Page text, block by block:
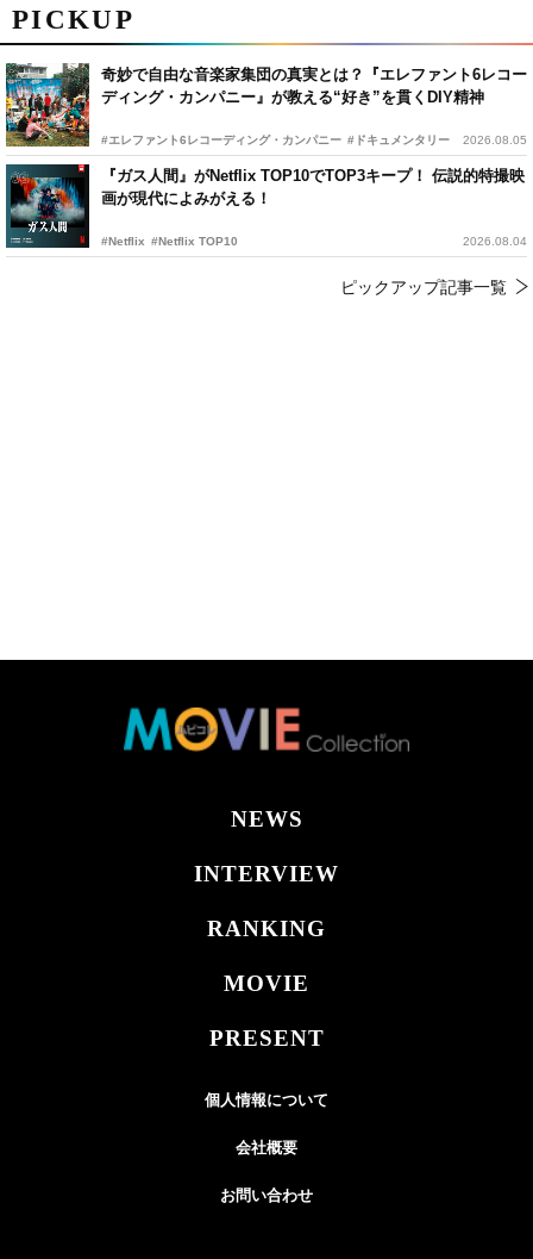
PICKUP
奇妙で自由な音楽家集団の真実とは？『エレファント6レコー
ディング・カンパニー』が教える“好き”を貫くDIY精神
#エレファント6レコーディング・カンパニー #ドキュメンタリー 2026.08.05
『ガス人間』がNetflix TOP10でTOP3キープ！ 伝説的特撮映
画が現代によみがえる！
#Netflix #Netflix TOP10 2026.08.04
ピックアップ記事一覧
NEWS
INTERVIEW
RANKING
MOVIE
PRESENT
個人情報について
会社概要
お問い合わせ